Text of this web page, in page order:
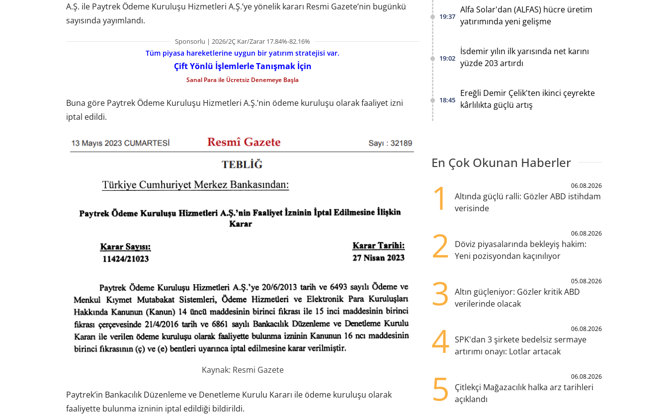
A.Ş. ile Paytrek Ödeme Kuruluşu Hizmetleri A.Ş.’ye yönelik kararı Resmi Gazete’nin bugünkü
sayısında yayımlandı.
Sponsorlu | 2026/2Ç Kar/Zarar 17.84%-82.16%
Tüm piyasa hareketlerine uygun bir yatırım stratejisi var.
Çift Yönlü İşlemlerle Tanışmak İçin
Sanal Para ile Ücretsiz Denemeye Başla
Buna göre Paytrek Ödeme Kuruluşu Hizmetleri A.Ş.’nin ödeme kuruluşu olarak faaliyet izni
iptal edildi.
Kaynak: Resmi Gazete
Paytrek’in Bankacılık Düzenleme ve Denetleme Kurulu Kararı ile ödeme kuruluşu olarak
faaliyette bulunma izninin iptal edildiği bildirildi.
19:37
Alfa Solar'dan (ALFAS) hücre üretim
yatırımında yeni gelişme
19:02
İsdemir yılın ilk yarısında net karını
yüzde 203 artırdı
18:45
Ereğli Demir Çelik'ten ikinci çeyrekte
kârlılıkta güçlü artış
En Çok Okunan Haberler
1 06.08.2026
Altında güçlü ralli: Gözler ABD istihdam
verisinde
2 06.08.2026
Döviz piyasalarında bekleyiş hakim:
Yeni pozisyondan kaçınılıyor
3 05.08.2026
Altın güçleniyor: Gözler kritik ABD
verilerinde olacak
4 06.08.2026
SPK'dan 3 şirkete bedelsiz sermaye
artırımı onayı: Lotlar artacak
5 06.08.2026
Çitlekçi Mağazacılık halka arz tarihleri
açıklandı